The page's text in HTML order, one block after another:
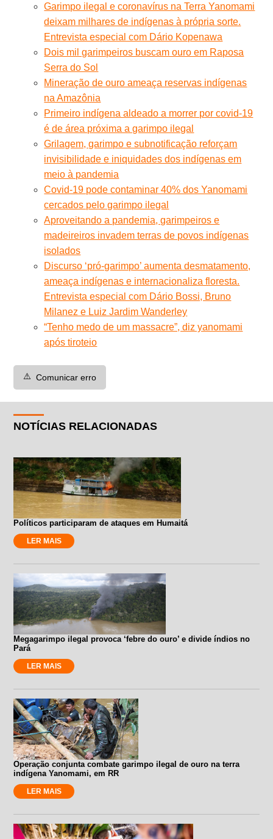
Garimpo ilegal e coronavírus na Terra Yanomami
deixam milhares de indígenas à própria sorte.
Entrevista especial com Dário Kopenawa
Dois mil garimpeiros buscam ouro em Raposa
Serra do Sol
Mineração de ouro ameaça reservas indígenas
na Amazônia
Primeiro indígena aldeado a morrer por covid-19
é de área próxima a garimpo ilegal
Grilagem, garimpo e subnotificação reforçam
invisibilidade e iniquidades dos indígenas em
meio à pandemia
Covid-19 pode contaminar 40% dos Yanomami
cercados pelo garimpo ilegal
Aproveitando a pandemia, garimpeiros e
madeireiros invadem terras de povos indígenas
isolados
Discurso ‘pró-garimpo’ aumenta desmatamento,
ameaça indígenas e internacionaliza floresta.
Entrevista especial com Dário Bossi, Bruno
Milanez e Luiz Jardim Wanderley
“Tenho medo de um massacre”, diz yanomami
após tiroteio
⚠️ Comunicar erro
NOTÍCIAS RELACIONADAS
Políticos participaram de ataques em Humaitá
LER MAIS
Megagarimpo ilegal provoca ‘febre do ouro’ e divide índios no
Pará
LER MAIS
Operação conjunta combate garimpo ilegal de ouro na terra
indígena Yanomami, em RR
LER MAIS